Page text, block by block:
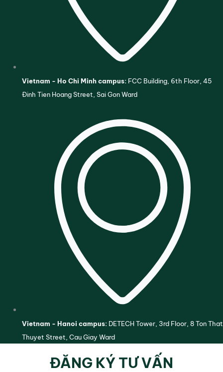
Vietnam - Ho Chi Minh campus:FCC Building, 6th Floor, 45
Đinh Tien Hoang Street, Sai Gon Ward
Vietnam - Hanoi campus:DETECH Tower, 3rd Floor, 8 Ton That
Thuyet Street, Cau Giay Ward
ĐĂNG KÝ TƯ VẤN